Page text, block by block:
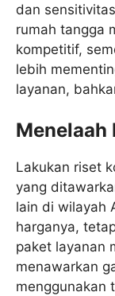
dan
rumah tangga
kompetitif,
lebih
layanan,
Menelaah
Lakukan riset
yang
lain di wilayah
harganya,
paket layanan
menawarkan
menggunakan